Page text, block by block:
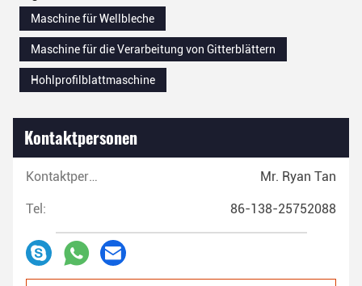
Maschine für Wellbleche
Maschine für die Verarbeitung von Gitterblättern
Hohlprofilblattmaschine
Kontaktpersonen
Kontaktpersonen: Mr. Ryan Tan
Tel: 86-138-25752088